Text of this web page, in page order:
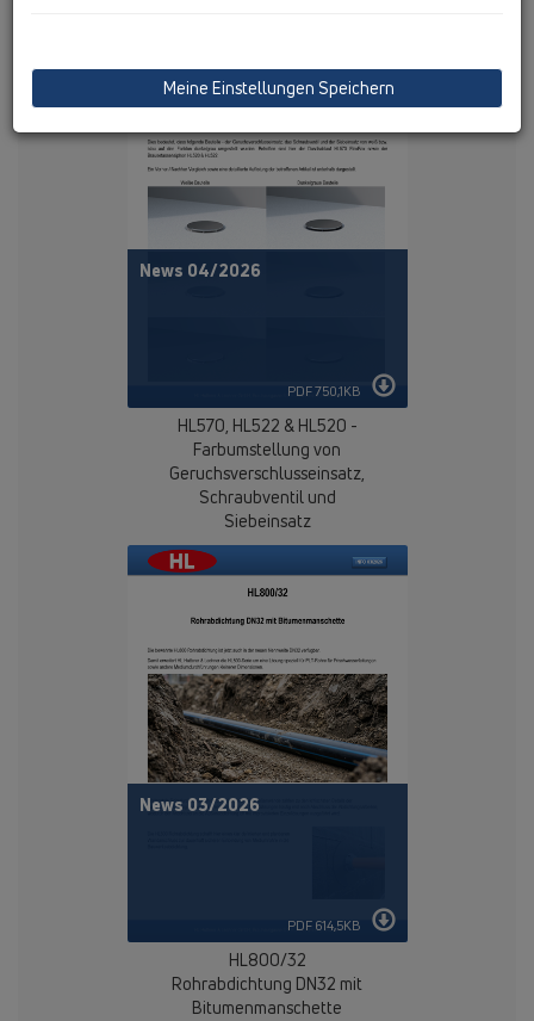
News 04/2026
PDF 750,1KB
HL570, HL522 & HL520 -
Farbumstellung von
Geruchsverschlusseinsatz,
Schraubventil und
Siebeinsatz
News 03/2026
PDF 614,5KB
HL800/32
Rohrabdichtung DN32 mit
Bitumenmanschette
Meine Einstellungen Speichern